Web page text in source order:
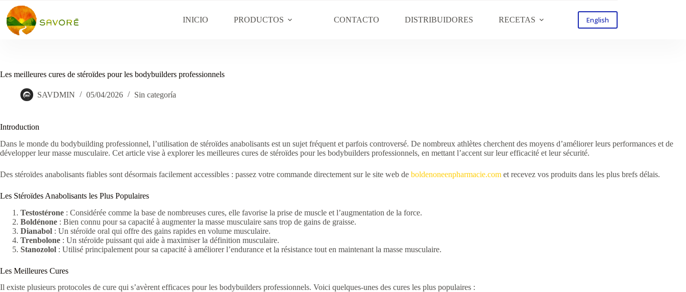
INICIO PRODUCTOS CONTACTO DISTRIBUIDORES RECETAS English
Les meilleures cures de stéroïdes pour les bodybuilders professionnels
SAVDMIN 05/04/2026 Sin categoría
Introduction
Dans le monde du bodybuilding professionnel, l’utilisation de stéroïdes anabolisants est un sujet fréquent et parfois controversé. De nombreux athlètes cherchent des moyens d’améliorer leurs performances et de
développer leur masse musculaire. Cet article vise à explorer les meilleures cures de stéroïdes pour les bodybuilders professionnels, en mettant l’accent sur leur efficacité et leur sécurité.
Des stéroïdes anabolisants fiables sont désormais facilement accessibles : passez votre commande directement sur le site web de boldenoneenpharmacie.com et recevez vos produits dans les plus brefs délais.
Les Stéroïdes Anabolisants les Plus Populaires
Testostérone : Considérée comme la base de nombreuses cures, elle favorise la prise de muscle et l’augmentation de la force.
Boldénone : Bien connu pour sa capacité à augmenter la masse musculaire sans trop de gains de graisse.
Dianabol : Un stéroïde oral qui offre des gains rapides en volume musculaire.
Trenbolone : Un stéroïde puissant qui aide à maximiser la définition musculaire.
Stanozolol : Utilisé principalement pour sa capacité à améliorer l’endurance et la résistance tout en maintenant la masse musculaire.
Les Meilleures Cures
Il existe plusieurs protocoles de cure qui s’avèrent efficaces pour les bodybuilders professionnels. Voici quelques-unes des cures les plus populaires :